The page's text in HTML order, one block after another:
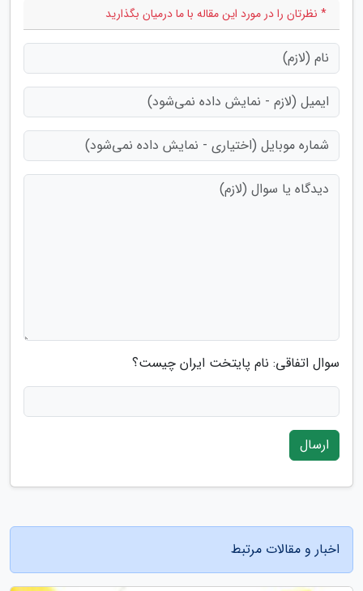
* نظرتان را در مورد این مقاله با ما درمیان بگذارید
سوال اتفاقی: نام پایتخت ایران چیست؟
ارسال
اخبار و مقالات مرتبط